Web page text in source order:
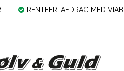
RENTEFRI AFDRAG MED